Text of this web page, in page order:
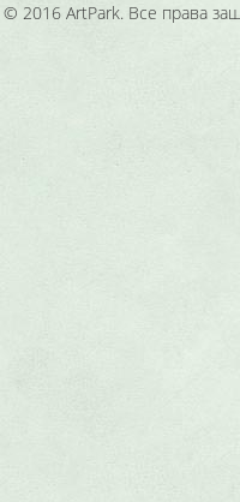
© 2016 ArtPark. Все права